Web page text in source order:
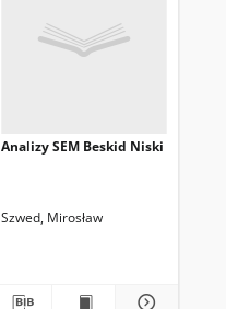
Analizy SEM Beskid Niski
Szwed, Mirosław